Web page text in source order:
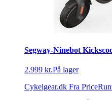
Segway-Ninebot
2.999 kr.På lager
Cykelgear.dk Fra